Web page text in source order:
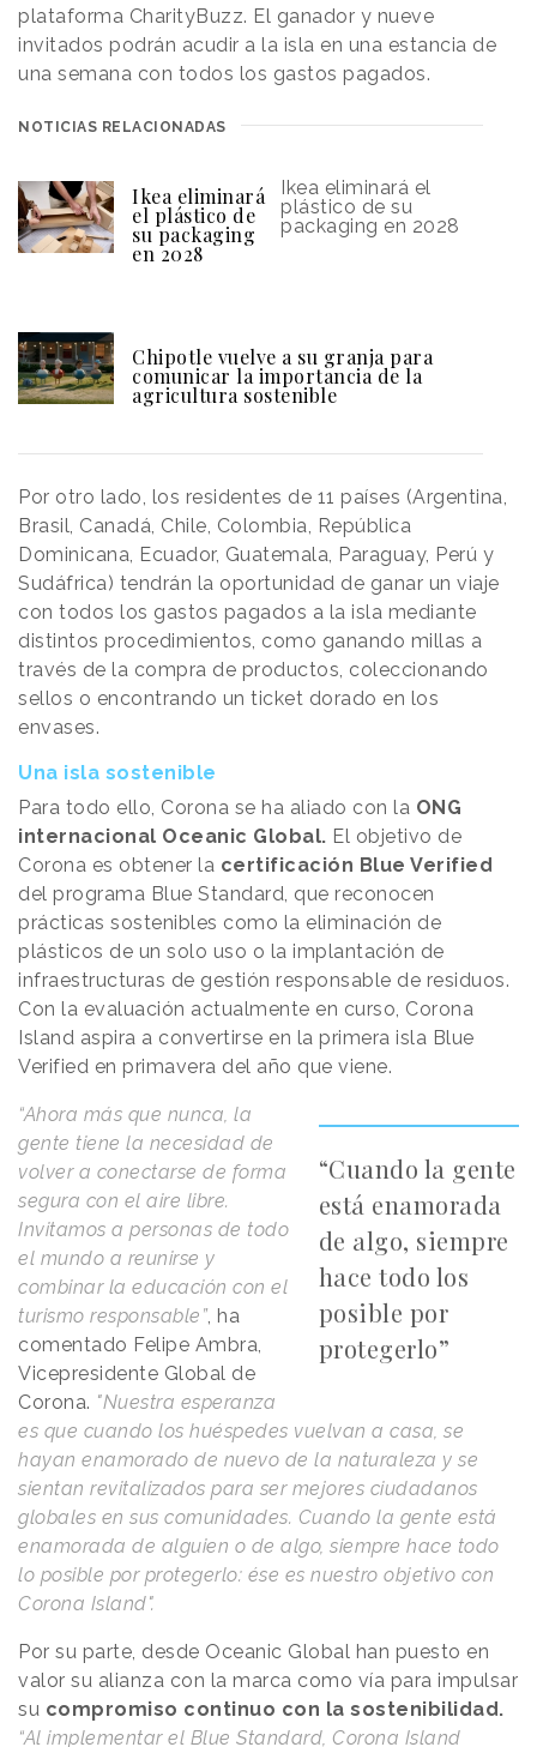
plataforma CharityBuzz. El ganador y nueve
invitados podrán acudir a la isla en una estancia de
una semana con todos los gastos pagados.
NOTICIAS RELACIONADAS
Ikea eliminará
el plástico de
su packaging
en 2028
Ikea eliminará el
plástico de su
packaging en 2028
Chipotle vuelve a su granja para
comunicar la importancia de la
agricultura sostenible
Por otro lado, los residentes de 11 países (Argentina,
Brasil, Canadá, Chile, Colombia, República
Dominicana, Ecuador, Guatemala, Paraguay, Perú y
Sudáfrica) tendrán la oportunidad de ganar un viaje
con todos los gastos pagados a la isla mediante
distintos procedimientos, como ganando millas a
través de la compra de productos, coleccionando
sellos o encontrando un ticket dorado en los
envases.
Una isla sostenible
Para todo ello, Corona se ha aliado con la ONG
internacional Oceanic Global. El objetivo de
Corona es obtener la certificación Blue Verified
del programa Blue Standard, que reconocen
prácticas sostenibles como la eliminación de
plásticos de un solo uso o la implantación de
infraestructuras de gestión responsable de residuos.
Con la evaluación actualmente en curso, Corona
Island aspira a convertirse en la primera isla Blue
Verified en primavera del año que viene.
“Cuando la gente
está enamorada
de algo, siempre
hace todo los
posible por
protegerlo”
“Ahora más que nunca, la
gente tiene la necesidad de
volver a conectarse de forma
segura con el aire libre.
Invitamos a personas de todo
el mundo a reunirse y
combinar la educación con el
turismo responsable ”, ha
comentado Felipe Ambra,
Vicepresidente Global de
Corona. "Nuestra esperanza
es que cuando los huéspedes vuelvan a casa, se
hayan enamorado de nuevo de la naturaleza y se
sientan revitalizados para ser mejores ciudadanos
globales en sus comunidades. Cuando la gente está
enamorada de alguien o de algo, siempre hace todo
lo posible por protegerlo: ése es nuestro objetivo con
Corona Island".
Por su parte, desde Oceanic Global han puesto en
valor su alianza con la marca como vía para impulsar
su compromiso continuo con la sostenibilidad.
“Al implementar el Blue Standard, Corona Island